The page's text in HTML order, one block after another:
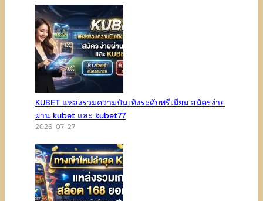
KUBET แหล่งรวมความบันเทิงระดับพรีเมียม สมัครง่าย
ผ่าน kubet และ kubet77
2026-07-27